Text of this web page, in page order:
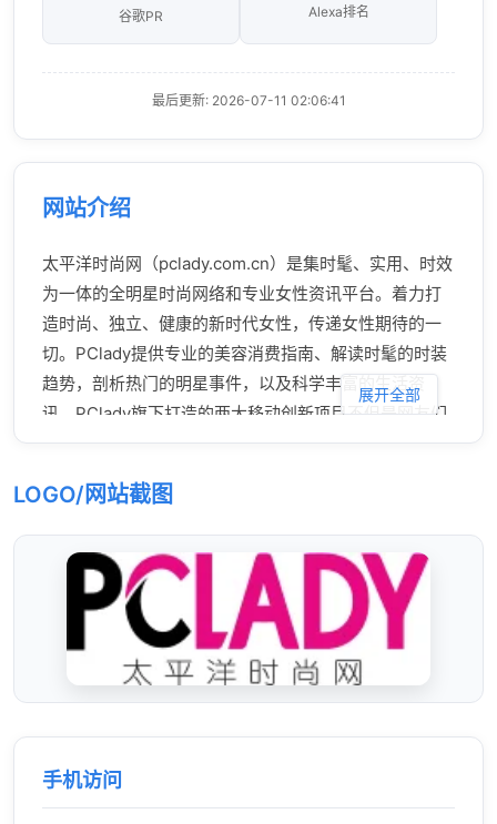
谷歌PR Alexa排名
最后更新: 2026-07-11 02:06:41
网站介绍
太平洋时尚网（pclady.com.cn）是集时髦、实用、时效
为一体的全明星时尚网络和专业女性资讯平台。着力打
造时尚、独立、健康的新时代女性，传递女性期待的一
切。PClady提供专业的美容消费指南、解读时髦的时装
趋势，剖析热门的明星事件，以及科学丰富的生活资
讯。PClady旗下打造的两大移动创新项目不但是网友们
的在线形象顾问，也可以满足用户对品质生活的追求。
展开全部
LOGO/网站截图
手机访问